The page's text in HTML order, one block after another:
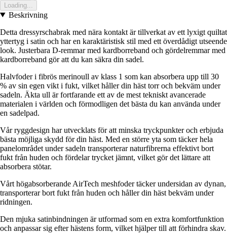
Loading...
Beskrivning
Detta dressyrschabrak med nära kontakt är tillverkat av ett lyxigt quiltat
yttertyg i satin och har en karaktäristisk stil med ett överdådigt utseende
look. Justerbara D-remmar med kardborreband och gördelremmar med
kardborreband gör att du kan säkra din sadel.
Halvfoder i fibrös merinoull av klass 1 som kan absorbera upp till 30
% av sin egen vikt i fukt, vilket håller din häst torr och bekväm under
sadeln. Äkta ull är fortfarande ett av de mest tekniskt avancerade
materialen i världen och förmodligen det bästa du kan använda under
en sadelpad.
Vår ryggdesign har utvecklats för att minska tryckpunkter och erbjuda
bästa möjliga skydd för din häst. Med en större yta som täcker hela
panelområdet under sadeln transporterar naturfibrerna effektivt bort
fukt från huden och fördelar trycket jämnt, vilket gör det lättare att
absorbera stötar.
Vårt högabsorberande AirTech meshfoder täcker undersidan av dynan,
transporterar bort fukt från huden och håller din häst bekväm under
ridningen.
Den mjuka satinbindningen är utformad som en extra komfortfunktion
och anpassar sig efter hästens form, vilket hjälper till att förhindra skav.